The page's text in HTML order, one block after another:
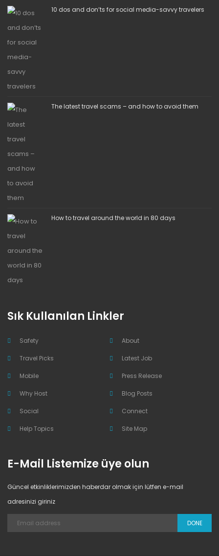
10 dos and don’ts for social media-savvy travelers
The latest travel scams – and how to avoid them
How to travel around the world in 80 days
Sık Kullanılan Linkler
Safety About
Travel Picks Latest Job
Mobile Press Release
Why Host Blog Posts
Social Connect
Help Topics Site Map
E-Mail Listemize üye olun
Güncel etkinliklerimizden haberdar olmak için lütfen e-mail
adresinizi giriniz
DONE